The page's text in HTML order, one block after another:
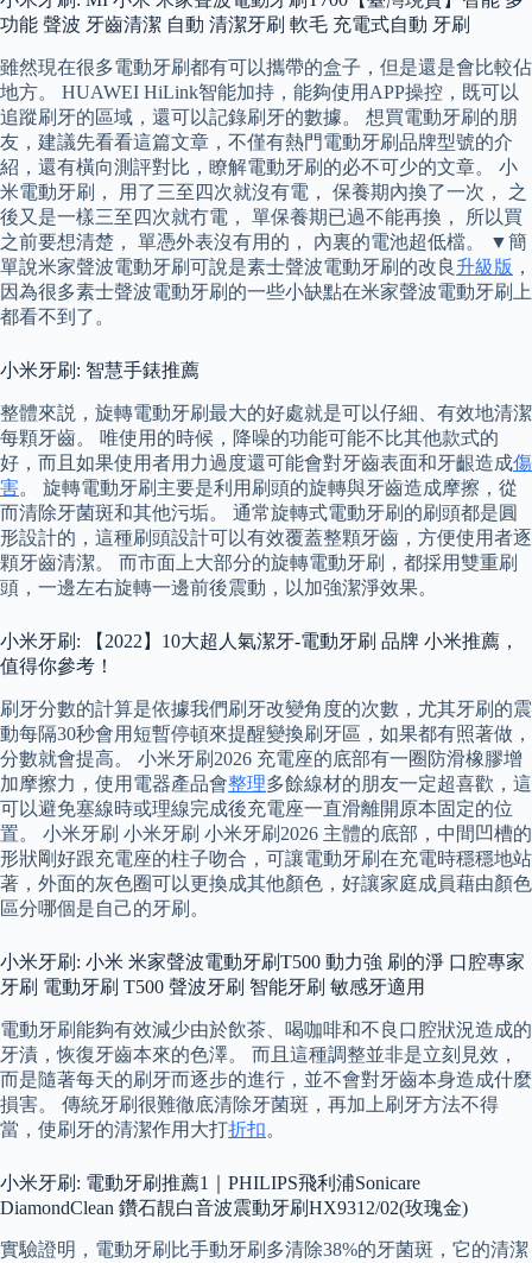
功能 聲波 牙齒清潔 自動 清潔牙刷 軟毛 充電式自動 牙刷
雖然現在很多電動牙刷都有可以攜帶的盒子，但是還是會比較佔
地方。 HUAWEI HiLink智能加持，能夠使用APP操控，既可以
追蹤刷牙的區域，還可以記錄刷牙的數據。 想買電動牙刷的朋
友，建議先看看這篇文章，不僅有熱門電動牙刷品牌型號的介
紹，還有橫向測評對比，瞭解電動牙刷的必不可少的文章。 小
米電動牙刷， 用了三至四次就沒有電， 保養期內換了一次， 之
後又是一樣三至四次就冇電， 單保養期已過不能再換， 所以買
之前要想清楚， 單憑外表沒有用的， 內裏的電池超低檔。 ▼簡
單說米家聲波電動牙刷可說是素士聲波電動牙刷的改良 升級版 ，
因為很多素士聲波電動牙刷的一些小缺點在米家聲波電動牙刷上
都看不到了。
小米牙刷: 智慧手錶推薦
整體來説，旋轉電動牙刷最大的好處就是可以仔細、有效地清潔
每顆牙齒。 唯使用的時候，降噪的功能可能不比其他款式的
好，而且如果使用者用力過度還可能會對牙齒表面和牙齦造成傷
害。 旋轉電動牙刷主要是利用刷頭的旋轉與牙齒造成摩擦，從
而清除牙菌斑和其他污垢。 通常旋轉式電動牙刷的刷頭都是圓
形設計的，這種刷頭設計可以有效覆蓋整顆牙齒，方便使用者逐
顆牙齒清潔。 而市面上大部分的旋轉電動牙刷，都採用雙重刷
頭，一邊左右旋轉一邊前後震動，以加強潔淨效果。
小米牙刷: 【2022】10大超人氣潔牙-電動牙刷 品牌 小米推薦，
值得你參考！
刷牙分數的計算是依據我們刷牙改變角度的次數，尤其牙刷的震
動每隔30秒會用短暫停頓來提醒變換刷牙區，如果都有照著做，
分數就會提高。 小米牙刷2026 充電座的底部有一圈防滑橡膠增
加摩擦力，使用電器產品會整理多餘線材的朋友一定超喜歡，這
可以避免塞線時或理線完成後充電座一直滑離開原本固定的位
置。 小米牙刷 小米牙刷 小米牙刷2026 主體的底部，中間凹槽的
形狀剛好跟充電座的柱子吻合，可讓電動牙刷在充電時穩穩地站
著，外面的灰色圈可以更換成其他顏色，好讓家庭成員藉由顏色
區分哪個是自己的牙刷。
小米牙刷: 小米 米家聲波電動牙刷T500 動力強 刷的淨 口腔專家
牙刷 電動牙刷 T500 聲波牙刷 智能牙刷 敏感牙適用
電動牙刷能夠有效減少由於飲茶、喝咖啡和不良口腔狀況造成的
牙漬，恢復牙齒本來的色澤。 而且這種調整並非是立刻見效，
而是隨著每天的刷牙而逐步的進行，並不會對牙齒本身造成什麼
損害。 傳統牙刷很難徹底清除牙菌斑，再加上刷牙方法不得
當，使刷牙的清潔作用大打折扣。
小米牙刷: 電動牙刷推薦1｜PHILIPS飛利浦Sonicare
DiamondClean 鑽石靚白音波震動牙刷HX9312/02(玫瑰金)
實驗證明，電動牙刷比手動牙刷多清除38%的牙菌斑，它的清潔